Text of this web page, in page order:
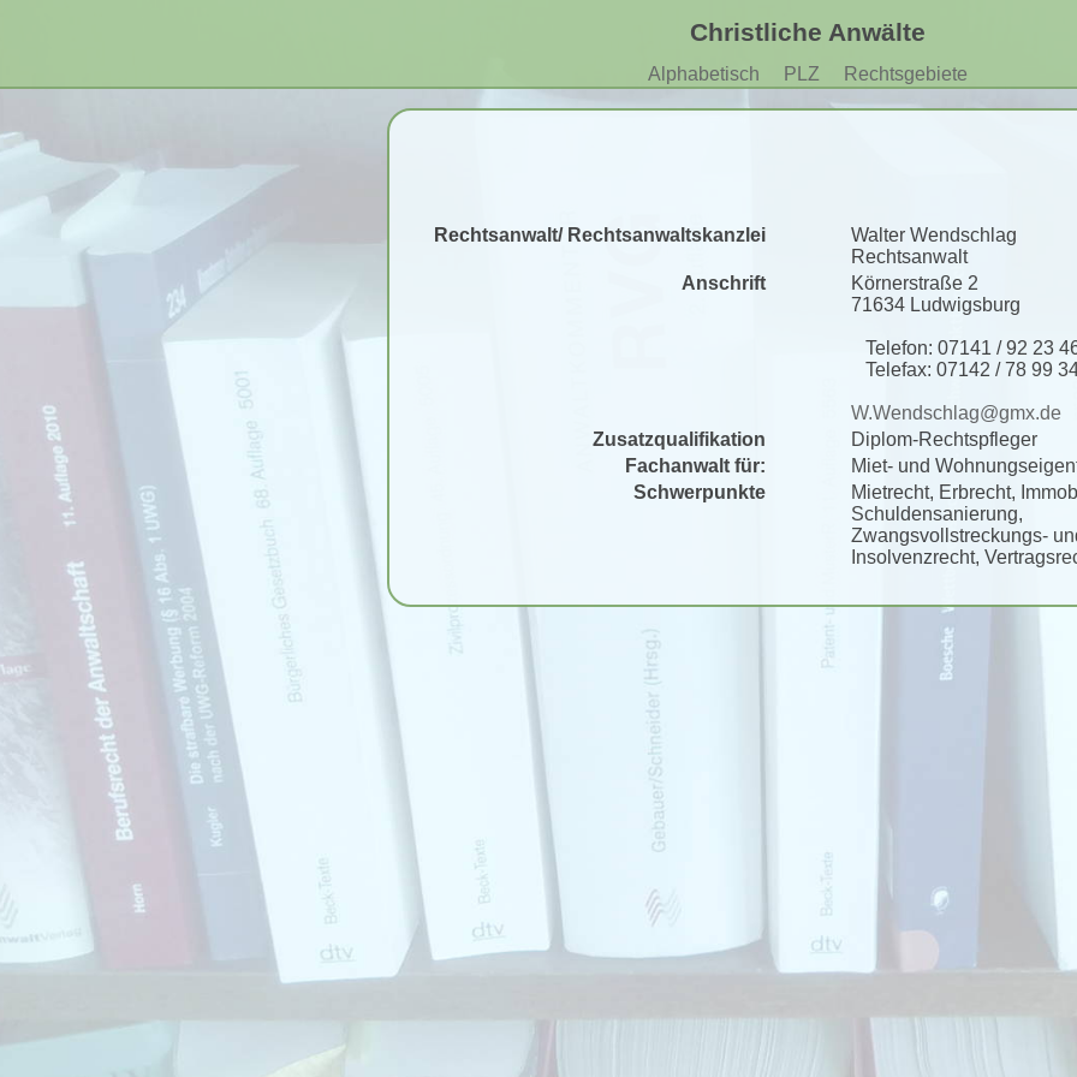
Christliche Anwälte
Alphabetisch PLZ Rechtsgebiete
Rechtsanwalt/ Rechtsanwaltskanzlei
Walter Wendschlag
Rechtsanwalt
Anschrift
Körnerstraße 2
71634 Ludwigsburg
Telefon: 07141 / 92 23
Telefax: 07142 / 78 99
W.Wendschlag@gmx.de
Zusatzqualifikation
Diplom-Rechtspfleger
Fachanwalt für:
Miet- und
Schwerpunkte
Mietrecht, Erbrecht,
Schuldensanierung,
Zwangsvollstreckungs-
Insolvenzrecht,